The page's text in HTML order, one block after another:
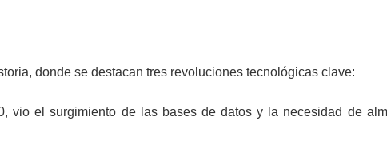
donde se destacan tres revoluciones tecnológicas clave:
vio el surgimiento de las bases de datos y la necesidad de